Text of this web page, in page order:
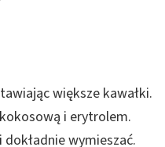
większe kawałki.
i erytrolem.
wymieszać.